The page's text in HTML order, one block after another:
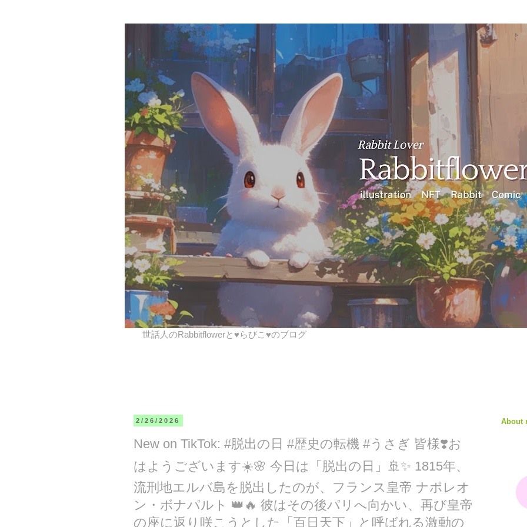
世話人のRabbitflowerと♥らびこ♥のブログ
2/26/2026
New on TikTok: #脱出の日 #歴史の転機 #うさぎ 皆様❣️お
はようございます☀️🌸 今日は「脱出の日」🚢✨ 1815年、
流刑地エルバ島を脱出したのが、フランス皇帝 ナポレオ
ン・ボナパルト 👑🔥 彼はその後パリへ向かい、再び皇帝
の座に返り咲こうとした「百日天下」と呼ばれる激動の
About